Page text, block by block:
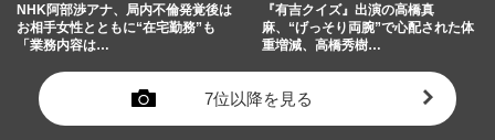
NHK阿部渉アナ、局内不倫発覚後は
お相手女性とともに“在宅勤務”も
「業務内容は…
『有吉クイズ』出演の高橋真
麻、“げっそり両腕”で心配された体
重増減、高橋秀樹…
7位以降を見る